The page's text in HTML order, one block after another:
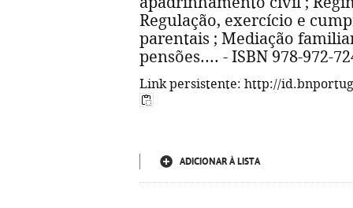
Regulação, exercício e
parentais ; Mediação
pensões.... - ISBN 978-972-
Link persistente: http://
ADICIONAR À LISTA